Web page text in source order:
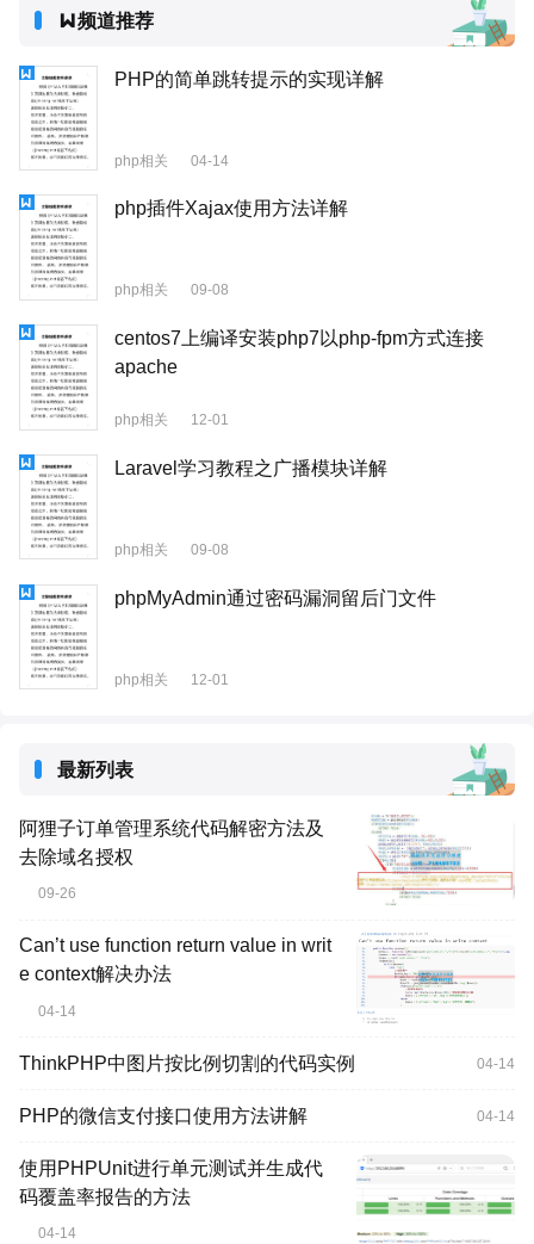
频道推荐
PHP的简单跳转提示的实现详解
php相关 04-14
php插件Xajax使用方法详解
php相关 09-08
centos7上编译安装php7以php-fpm方式连接
apache
php相关 12-01
Laravel学习教程之广播模块详解
php相关 09-08
phpMyAdmin通过密码漏洞留后门文件
php相关 12-01
最新列表
阿狸子订单管理系统代码解密方法及
去除域名授权
09-26
Can’t use function return value in writ
e context解决办法
04-14
ThinkPHP中图片按比例切割的代码实例 04-14
PHP的微信支付接口使用方法讲解 04-14
使用PHPUnit进行单元测试并生成代
码覆盖率报告的方法
04-14